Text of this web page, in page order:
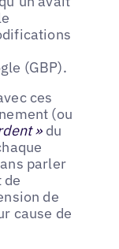
(GBP).
ces
(ou
»du
parler
de
de
cause de